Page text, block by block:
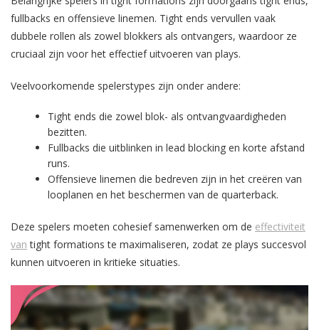
fullbacks en offensieve linemen. Tight ends vervullen vaak
dubbele rollen als zowel blokkers als ontvangers, waardoor ze
cruciaal zijn voor het effectief uitvoeren van plays.
Veelvoorkomende spelerstypes zijn onder andere:
Tight ends die zowel blok- als ontvangvaardigheden
bezitten.
Fullbacks die uitblinken in lead blocking en korte afstand
runs.
Offensieve linemen die bedreven zijn in het creëren van
looplanen en het beschermen van de quarterback.
Deze spelers moeten cohesief samenwerken om de effectiviteit
van tight formations te maximaliseren, zodat ze plays succesvol
kunnen uitvoeren in kritieke situaties.